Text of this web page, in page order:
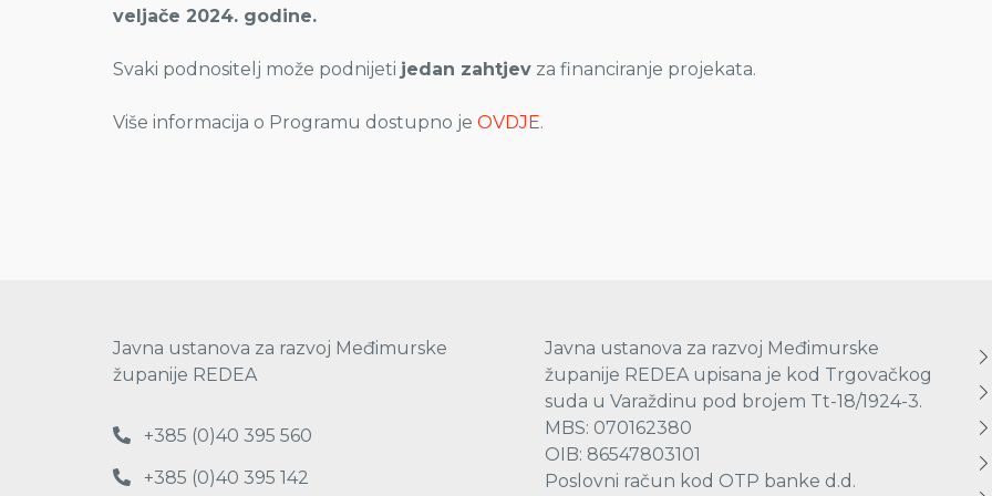
veljače 2024. godine.
Svaki podnositelj može podnijeti jedan zahtjev za financiranje projekata.
Više informacija o Programu dostupno je OVDJE.
Javna ustanova za razvoj Međimurske
županije REDEA
+385 (0)40 395 560
+385 (0)40 395 142
Javna ustanova za razvoj Međimurske
županije REDEA upisana je kod Trgovačkog
suda u Varaždinu pod brojem Tt-18/1924-3.
MBS: 070162380
OIB: 86547803101
Poslovni račun kod OTP banke d.d.